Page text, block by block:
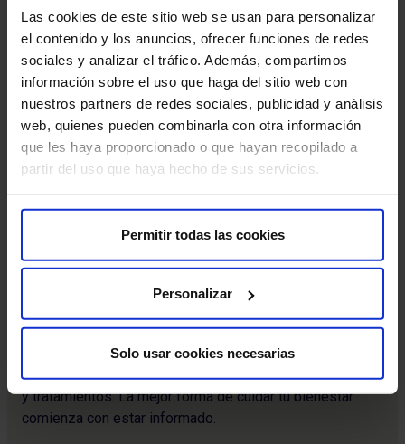
Las cookies de este sitio web se usan para personalizar
el contenido y los anuncios, ofrecer funciones de redes
sociales y analizar el tráfico. Además, compartimos
información sobre el uso que haga del sitio web con
nuestros partners de redes sociales, publicidad y análisis
web, quienes pueden combinarla con otra información
que les haya proporcionado o que hayan recopilado a
partir del uso que haya hecho de sus servicios.
Permitir todas las cookies
Personalizar
Solo usar cookies necesarias
HM Nou Delfos acoge la exposición
‘Navegando hacia el futuro’ dedicada a los
éxitos del velero ‘HM Hospitales Hydra’
Desde el pasado día 1, el vestíbulo del Hospital HM Nou
Delfos acoge una exposición cuyo objetivo es dar a
conocer los é…
Leer más
Suscríbete y cuida tu salud
Recibe contenido exclusivo sobre prevención de la salud
y tratamientos. La mejor forma de cuidar tu bienestar
comienza con estar informado.